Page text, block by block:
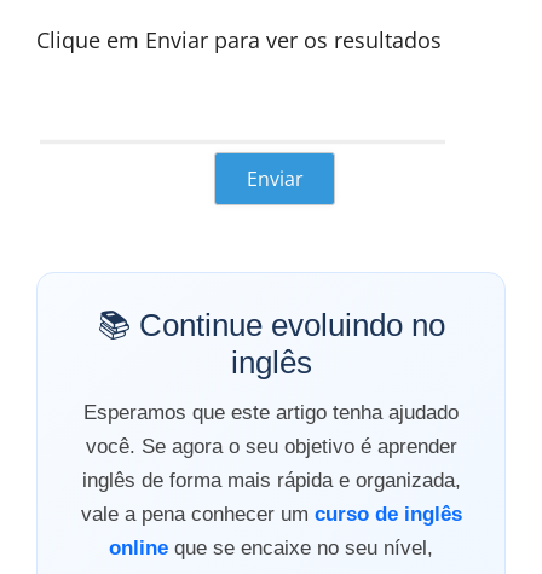
Clique em Enviar para ver os resultados
📚 Continue evoluindo no
inglês
Esperamos que este artigo tenha ajudado
você. Se agora o seu objetivo é aprender
inglês de forma mais rápida e organizada,
vale a pena conhecer um curso de inglês
online que se encaixe no seu nível,